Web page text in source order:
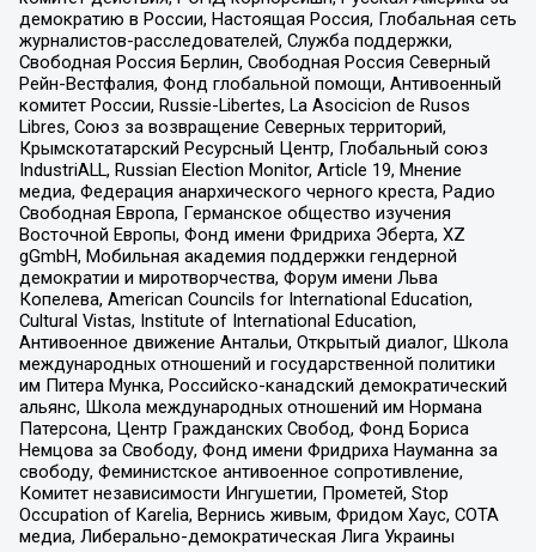
демократию в России, Настоящая Россия, Глобальная сеть
журналистов-расследователей, Служба поддержки,
Свободная Россия Берлин, Свободная Россия Северный
Рейн-Вестфалия, Фонд глобальной помощи, Антивоенный
комитет России, Russie-Libertes, La Asocicion de Rusos
Libres, Союз за возвращение Северных территорий,
Крымскотатарский Ресурсный Центр, Глобальный союз
IndustriALL, Russian Election Monitor, Article 19, Мнение
медиа, Федерация анархического черного креста, Радио
Свободная Европа, Германское общество изучения
Восточной Европы, Фонд имени Фридриха Эберта, XZ
gGmbH, Мобильная академия поддержки гендерной
демократии и миротворчества, Форум имени Льва
Копелева, American Councils for International Education,
Cultural Vistas, Institute of International Education,
Антивоенное движение Антальи, Открытый диалог, Школа
международных отношений и государственной политики
им Питера Мунка, Российско-канадский демократический
альянс, Школа международных отношений им Нормана
Патерсона, Центр Гражданских Свобод, Фонд Бориса
Немцова за Свободу, Фонд имени Фридриха Науманна за
свободу, Феминистское антивоенное сопротивление,
Комитет независимости Ингушетии, Прометей, Stop
Occupation of Karelia, Вернись живым, Фридом Хаус, СОТА
медиа, Либерально-демократическая Лига Украины